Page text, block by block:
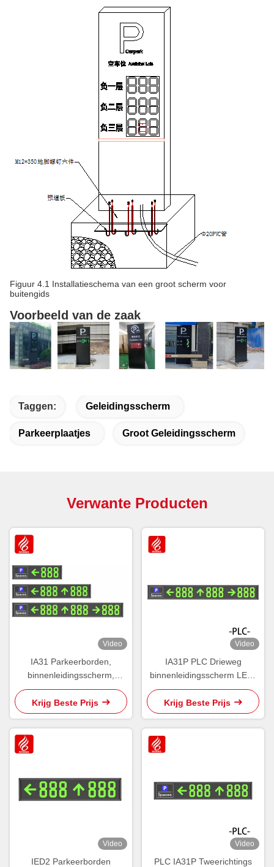
Figuur 4.1 Installatieschema van een groot scherm voor
buitengids
Voorbeeld van de zaak
Taggen: Geleidingsscherm
Parkeerplaatjes Groot Geleidingsscherm
Verwante Producten
Video
IA31 Parkeerborden,
binnenleidingsscherm,
standaarddisplay 485 LED
PGS
Krijg Beste Prijs
Video
IA31P PLC Drieweg
binnenleidingsscherm LED-
parkeerbeeldschermen
Krijg Beste Prijs
Video
IED2 Parkeerborden
Video
PLC IA31P Tweerichtings